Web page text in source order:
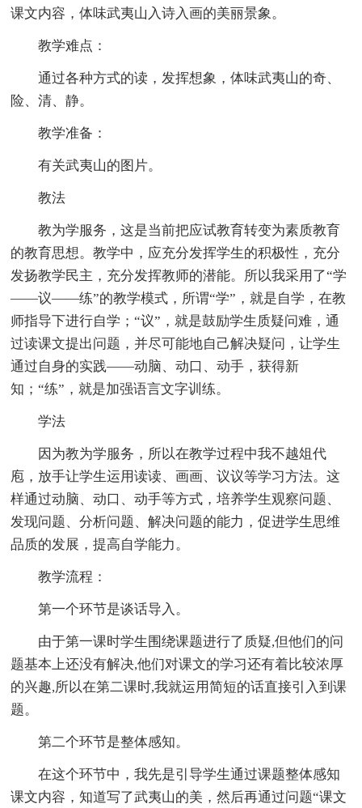
课文内容，体味武夷山入诗入画的美丽景象。
教学难点：
通过各种方式的读，发挥想象，体味武夷山的奇、
险、清、静。
教学准备：
有关武夷山的图片。
教法
教为学服务，这是当前把应试教育转变为素质教育
的教育思想。教学中，应充分发挥学生的积极性，充分
发扬教学民主，充分发挥教师的潜能。所以我采用了“学
——议——练”的教学模式，所谓“学”，就是自学，在教
师指导下进行自学；“议”，就是鼓励学生质疑问难，通
过读课文提出问题，并尽可能地自己解决疑问，让学生
通过自身的实践——动脑、动口、动手，获得新
知；“练”，就是加强语言文字训练。
学法
因为教为学服务，所以在教学过程中我不越俎代
庖，放手让学生运用读读、画画、议议等学习方法。这
样通过动脑、动口、动手等方式，培养学生观察问题、
发现问题、分析问题、解决问题的能力，促进学生思维
品质的发展，提高自学能力。
教学流程：
第一个环节是谈话导入。
由于第一课时学生围绕课题进行了质疑,但他们的问
题基本上还没有解决,他们对课文的学习还有着比较浓厚
的兴趣,所以在第二课时,我就运用简短的话直接引入到课
题。
第二个环节是整体感知。
在这个环节中，我先是引导学生通过课题整体感知
课文内容，知道写了武夷山的美，然后再通过问题“课文